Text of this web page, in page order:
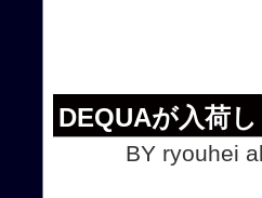
DEQUAが入荷
BY ryouhei